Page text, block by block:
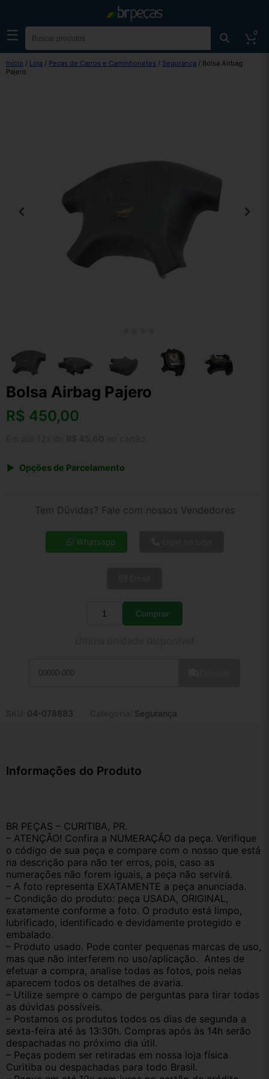
☰ 0
Início / Loja / Peças de Carros e Caminhonetes / Segurança / Bolsa Airbag
Pajero
Bolsa Airbag Pajero
R$ 450,00
Opções de Parcelamento
4x de R$ 124,72
5x de R$ 101,08
Tem Dúvidas? Fale com nossos Vendedores
Whatsapp
Quantidade
Comprar
04-078883 Segurança
Informações do Produto
BR PEÇAS – CURITIBA, PR.
– ATENÇÃO! Confira a NUMERAÇÃO da peça. Verifique
o código de sua peça e compare com o nosso que está
na descrição para não ter erros, pois, caso as
numerações não forem iguais, a peça não servirá.
– A foto representa EXATAMENTE a peça anunciada.
– Condição do produto: peça USADA, ORIGINAL,
exatamente conforme a foto. O produto está limpo,
lubrificado, identificado e devidamente protegido e
embalado.
– Produto usado. Pode conter pequenas marcas de uso,
mas que não interferem no uso/aplicação.  Antes de
efetuar a compra, analise todas as fotos, pois nelas
aparecem todos os detalhes de avaria.
– Utilize sempre o campo de perguntas para tirar todas
as dúvidas possíveis.
– Postamos os produtos todos os dias de segunda a
sexta-feira até às 13:30h. Compras após às 14h serão
despachadas no próximo dia útil.
– Peças podem ser retiradas em nossa loja física
Curitiba ou despachadas para todo Brasil.